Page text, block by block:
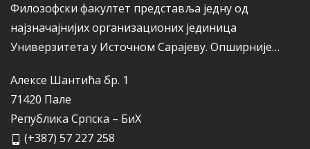
Филозофски факултет представља једну од
најзначајнијих организационих јединица
Универзитета у Источном Сарајеву. Опширније…
Алексе Шантића бр. 1
71420 Пале
Република Српска – БиХ
(+387) 57 227 258